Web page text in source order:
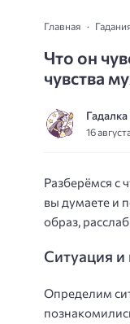
Главная
Что он
чувства
Гадалка
16
Разберёмся с
вы думаете и
образ,
Ситуация и
Определим